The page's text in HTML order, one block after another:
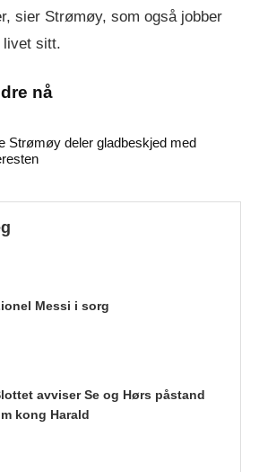
sier Strømøy, som også jobber
livet sitt.
Strømøy deler gladbeskjed med
Messi i sorg
avviser Se og Hørs påstand
kong Harald